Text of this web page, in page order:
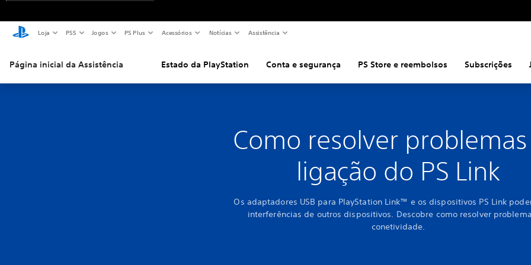
Loja PS5 Jogos PS Plus Acessórios Notícias Assistência
Página inicial da Assistência Estado da PlayStation Conta e segurança PS Store e reembolsos Subscrições
Como resolver
ligação do PS Link
Os adaptadores USB para PlayStation Link™ e os dispositivos PS Link
interferências de outros dispositivos. Descobre como resolver
conetividade.